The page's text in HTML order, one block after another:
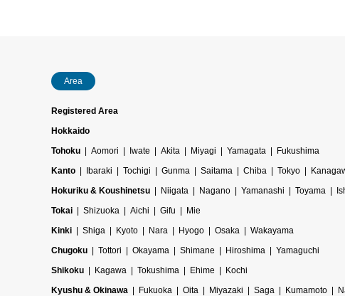
Area
Registered Area
Hokkaido
Tohoku
Aomori Iwate Akita Miyagi Yamagata
Fukushima
Kanto
Ibaraki Tochigi Gunma Saitama Chiba Tokyo
Hokuriku & Koushinetsu
Niigata Nagano Yamanashi Toyama
Tokai
Shizuoka Aichi Gifu
Mie
Kinki
Shiga Kyoto Nara Hyogo Osaka
Wakayama
Chugoku
Tottori Okayama Shimane Hiroshima
Yamaguchi
Shikoku
Kagawa Tokushima Ehime
Kochi
Kyushu & Okinawa
Fukuoka Oita Miyazaki Saga Kumamoto